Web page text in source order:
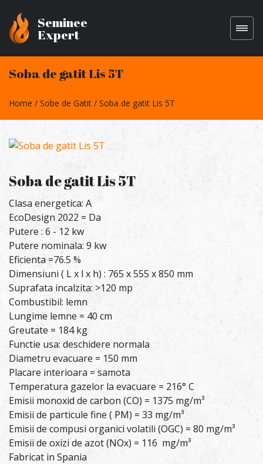
Seminee
Expert
Soba de gatit Lis 5T
Home Sobe de Gatit Soba de gatit Lis 5T
Soba de gatit Lis 5T
Clasa energetica: A
EcoDesign 2022 = Da
Putere : 6 - 12 kw
Putere nominala: 9 kw
Eficienta =76.5 %
Dimensiuni ( L x l x h) : 765 x 555 x 850 mm
Suprafata incalzita: >120 mp
Combustibil: lemn
Lungime lemne = 40 cm
Greutate = 184 kg
Functie usa: deschidere normala
Diametru evacuare = 150 mm
Placare interioara = samota
Temperatura gazelor la evacuare = 216° C
Emisii monoxid de carbon (CO) = 1375 mg/m³
Emisii de particule fine ( PM) = 33 mg/m³
Emisii de compusi organici volatili (OGC) = 80 mg/m³
Emisii de oxizi de azot (NOx) = 116 mg/m³
Fabricat in Spania